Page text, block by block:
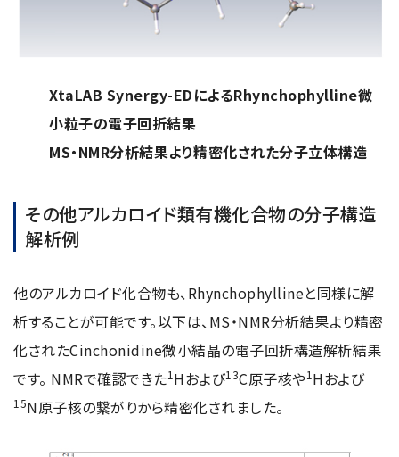
XtaLAB Synergy-EDによるRhynchophylline微
小粒子の電子回折結果
MS・NMR分析結果より精密化された分子立体構造
その他アルカロイド類有機化合物の分子構造
解析例
他のアルカロイド化合物も、Rhynchophyllineと同様に解
析することが可能です。以下は、MS・NMR分析結果より精密
化されたCinchonidine微小結晶の電子回折構造解析結果
です。 NMRで確認できた1 Hおよび13C原子核や1 Hおよび
15N原子核の繋がりから精密化されました。